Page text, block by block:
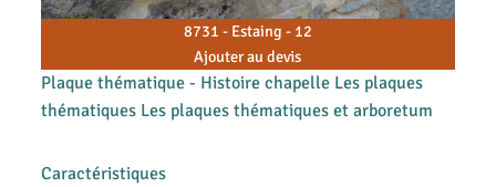
8731 - Estaing - 12
Ajouter au devis
Plaque thématique - Histoire chapelle Les plaques
thématiques Les plaques thématiques et arboretum
Caractéristiques